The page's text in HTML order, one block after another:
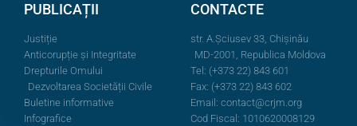
PUBLICAȚII
Justiție
Anticorupție și Integritate
Drepturile Omului
Dezvoltarea Societății Civile
Buletine informative
Infografice
CONTACTE
str. A.Şciusev 33, Chișinău
MD-2001, Republica Moldova
Tel: (+373 22) 843 601
Fax: (+373 22) 843 602
Email: contact@crjm.org
Cod Fiscal: 1010620008129